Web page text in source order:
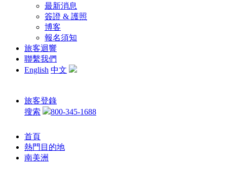
最新消息
簽證 & 護照
博客
報名須知
旅客迴響
聯繫我們
English 中文
旅客登錄
搜索
800-345-1688
首頁
熱門目的地
南美洲